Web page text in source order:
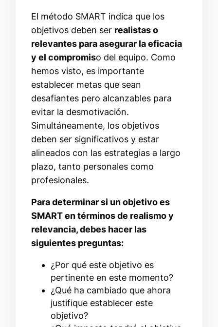
El método SMART indica que los
objetivos deben ser realistas o
relevantes para asegurar la eficacia
y el compromiso del equipo. Como
hemos visto, es importante
establecer metas que sean
desafiantes pero alcanzables para
evitar la desmotivación.
Simultáneamente, los objetivos
deben ser significativos y estar
alineados con las estrategias a largo
plazo, tanto personales como
profesionales.
Para determinar si un objetivo es
SMART en términos de realismo y
relevancia, debes hacer las
siguientes preguntas:
¿Por qué este objetivo es
pertinente en este momento?
¿Qué ha cambiado que ahora
justifique establecer este
objetivo?